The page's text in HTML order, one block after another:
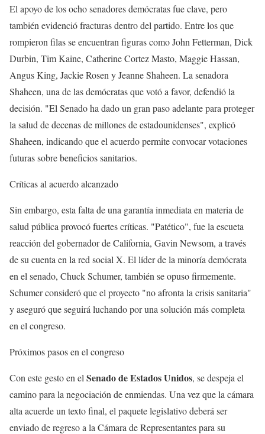
El apoyo de los ocho senadores demócratas fue clave, pero
también evidenció fracturas dentro del partido. Entre los que
rompieron filas se encuentran figuras como John Fetterman, Dick
Durbin, Tim Kaine, Catherine Cortez Masto, Maggie Hassan,
Angus King, Jackie Rosen y Jeanne Shaheen. La senadora
Shaheen, una de las demócratas que votó a favor, defendió la
decisión. "El Senado ha dado un gran paso adelante para proteger
la salud de decenas de millones de estadounidenses", explicó
Shaheen, indicando que el acuerdo permite convocar votaciones
futuras sobre beneficios sanitarios.
Críticas al acuerdo alcanzado
Sin embargo, esta falta de una garantía inmediata en materia de
salud pública provocó fuertes críticas. "Patético", fue la escueta
reacción del gobernador de California, Gavin Newsom, a través
de su cuenta en la red social X. El líder de la minoría demócrata
en el senado, Chuck Schumer, también se opuso firmemente.
Schumer consideró que el proyecto "no afronta la crisis sanitaria"
y aseguró que seguirá luchando por una solución más completa
en el congreso.
Próximos pasos en el congreso
Con este gesto en el Senado de Estados Unidos, se despeja el
camino para la negociación de enmiendas. Una vez que la cámara
alta acuerde un texto final, el paquete legislativo deberá ser
enviado de regreso a la Cámara de Representantes para su